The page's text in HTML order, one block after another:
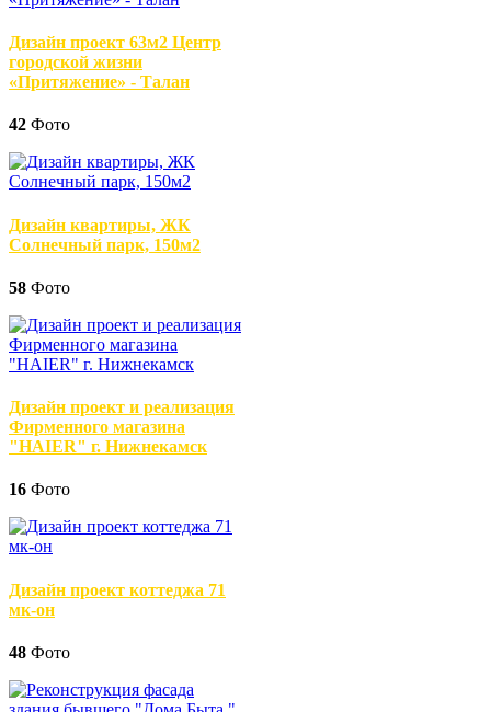
Дизайн проект 63м2 Центр
городской жизни
«Притяжение» - Талан
42 Фото
Дизайн квартиры, ЖК
Солнечный парк, 150м2
58 Фото
Дизайн проект и реализация
Фирменного магазина
"HAIER" г. Нижнекамск
16 Фото
Дизайн проект коттеджа 71
мк-он
48 Фото